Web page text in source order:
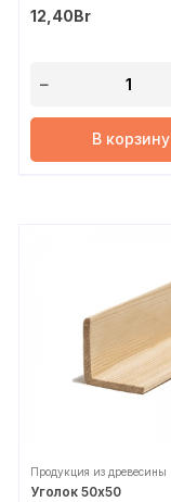
12,40Br
В корзину
Продукция из древесины
Уголок 50х50